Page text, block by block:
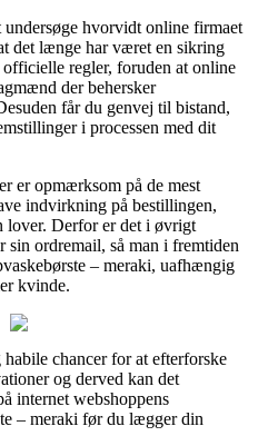
hvorvidt online firmaet
det længe har været en sikring
regler, foruden at online
der behersker
får du genvej til bistand,
i processen med dit
er opmærksom på de mest
indvirkning på bestillingen,
lover. Derfor er det i øvrigt
sin ordremail, så man i fremtiden
– meraki, uafhængig
kvinde.
chancer for at efterforske
og derved kan det
internet webshoppens
– meraki før du lægger din